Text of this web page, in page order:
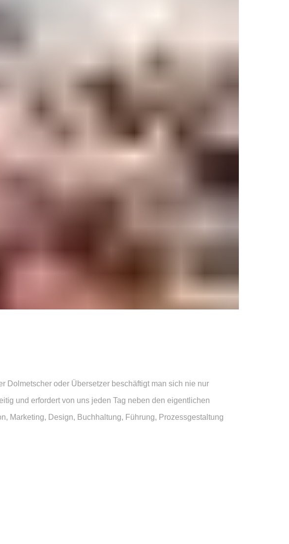
Dolmetscher oder Übersetzer beschäftigt man sich nie nur
und erfordert von uns jeden Tag neben den eigentlichen
Marketing, Design, Buchhaltung, Führung, Prozessgestaltung